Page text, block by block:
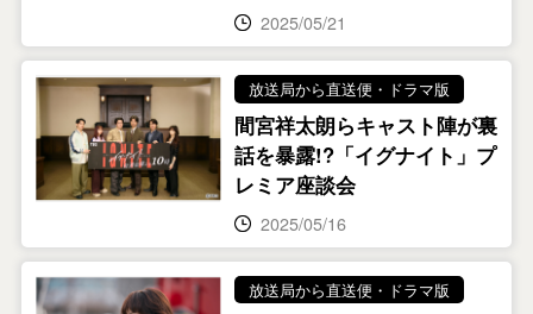
2025/05/21
放送局から直送便・ドラマ版
間宮祥太朗らキャスト陣が裏
話を暴露!?「イグナイト」プ
レミア座談会
2025/05/16
放送局から直送便・ドラマ版